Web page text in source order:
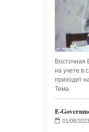
Восточная
на учете в
приходит
Тема
E-